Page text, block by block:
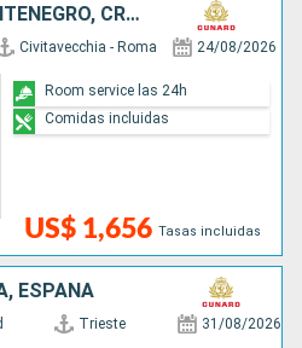
ITALIA, GRECIA, MONTENEGRO, CROACIA, MALTA, ESPAÑA
Civitavecchia - Roma 24/08/2026
US$ 1,656 Tasas incluidas
Room service las 24h
Comidas incluidas
ESPAÑA
Trieste 31/08/2026